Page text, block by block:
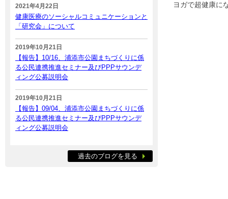
ヨガで超健康に
2021年4月22日
健康医療のソーシャルコミュニケーションと
「研究会」について
2019年10月21日
【報告】10/16、浦添市公園まちづくりに係
る公民連携推進セミナー及びPPPサウンデ
ィング公募説明会
2019年10月21日
【報告】09/04、浦添市公園まちづくりに係
る公民連携推進セミナー及びPPPサウンデ
ィング公募説明会
過去のブログを見る